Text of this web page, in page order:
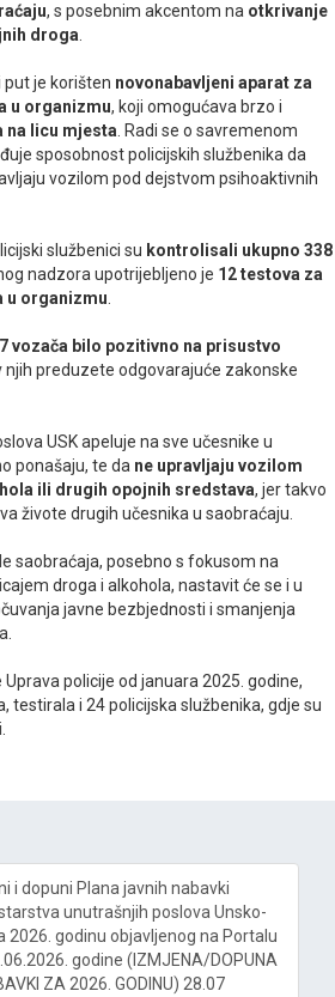
, s posebnim akcentom na otkrivanje
droga.
put je korišten novonabavljeni aparat za
u organizmu, koji omogućava brzo i
na licu mjesta. Radi se o savremenom
sposobnost policijskih službenika da
vozilom pod dejstvom psihoaktivnih
službenici su kontrolisali ukupno 338
nadzora upotrijebljeno je 12 testova za
u organizmu.
7 vozača bilo pozitivno na prisustvo
njih preduzete odgovarajuće zakonske
USK apeluje na sve učesnike u
ponašaju, te da ne upravljaju vozilom
ili drugih opojnih sredstava, jer takvo
živote drugih učesnika u saobraćaju.
saobraćaja, posebno s fokusom na
droga i alkohola, nastavit će se i u
javne bezbjednosti i smanjenja
policije od januara 2025. godine,
testirala i 24 policijska službenika, gdje su
i dopuni Plana javnih nabavki
unutrašnjih poslova Unsko-
2026. godinu objavljenog na Portalu
godine (IZMJENA/DOPUNA
ZA 2026. GODINU) 28.07